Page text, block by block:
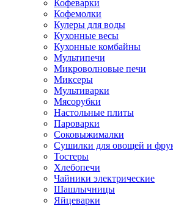
Кофеварки
Кофемолки
Кулеры для воды
Кухонные весы
Кухонные комбайны
Мультипечи
Микроволновые печи
Миксеры
Мультиварки
Мясорубки
Настольные плиты
Пароварки
Соковыжималки
Сушилки для овощей и
Тостеры
Хлебопечи
Чайники электрические
Шашлычницы
Яйцеварки